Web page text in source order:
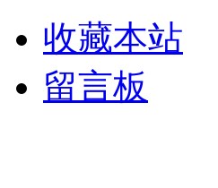
收藏本站
留言板